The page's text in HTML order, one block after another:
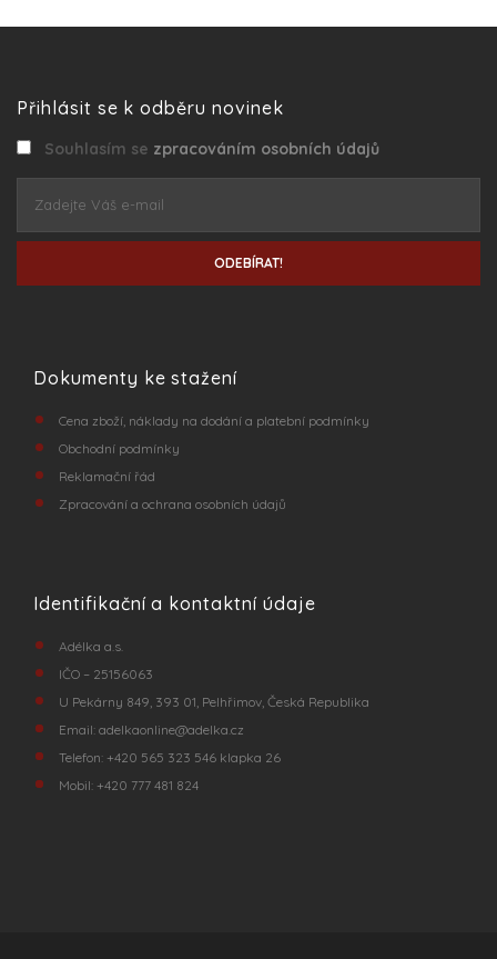
Přihlásit se k odběru novinek
Souhlasím se zpracováním osobních údajů
ODEBÍRAT!
Dokumenty ke stažení
Cena zboží, náklady na dodání a platební podmínky
Obchodní podmínky
Reklamační řád
Zpracování a ochrana osobních údajů
Identifikační a kontaktní údaje
Adélka a.s.
IČO – 25156063
U Pekárny 849, 393 01, Pelhřimov, Česká Republika
Email: adelkaonline@adelka.cz
Telefon: +420 565 323 546 klapka 26
Mobil: +420 777 481 824